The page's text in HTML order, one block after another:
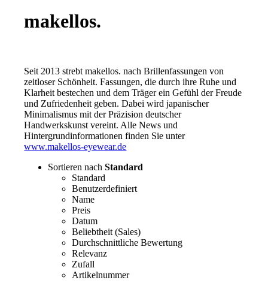
makellos.
Seit 2013 strebt makellos. nach Brillenfassungen von
zeitloser Schönheit. Fassungen, die durch ihre Ruhe und
Klarheit bestechen und dem Träger ein Gefühl der Freude
und Zufriedenheit geben. Dabei wird japanischer
Minimalismus mit der Präzision deutscher
Handwerkskunst vereint. Alle News und
Hintergrundinformationen finden Sie unter
www.makellos-eyewear.de
Sortieren nachStandard
Standard
Benutzerdefiniert
Name
Preis
Datum
Beliebtheit (Sales)
Durchschnittliche Bewertung
Relevanz
Zufall
Artikelnummer